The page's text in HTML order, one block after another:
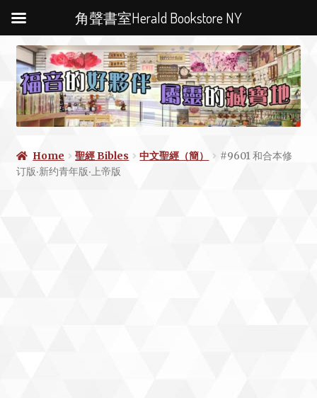
Home 聖經 Bibles 中文聖經（簡）
#9601 和合本修
订版‧新约青年版‧上帝版
角聲書室Herald Bookstore NY